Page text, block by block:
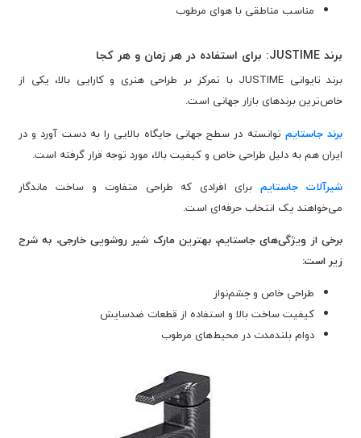
مناسب مناطقی با هوای مرطوب
برند JUSTIME: برای استفاده در هر زمان و هر کجا
برند تایوانی JUSTIME با تمرکز بر طراحی هنری و کارایی بالا، یکی از
خاص‌ترین برندهای بازار جهانی است.
برند جاستایم توانسته در سطح جهانی جایگاه بالایی را به دست آورد و در
ایران هم به دلیل طراحی خاص و کیفیت بالا، مورد توجه قرار گرفته است.
شیرآلات جاستایمبرای افرادی که طراحی متفاوت و ساخت ماندگار
می‌خواهند یک انتخاب حرفه‌ای است.
برخی از ویژگی‌های جاستایم، بهترین مارک شیر روشویی خارجی، به شرح
زیر است:
طراحی خاص و چشم‌نواز
کیفیت ساخت بالا و استفاده از قطعات ضد‌سایش
دوام بلندمدت در محیط‌های مرطوب